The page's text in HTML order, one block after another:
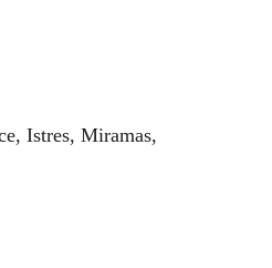
Istres, Miramas,